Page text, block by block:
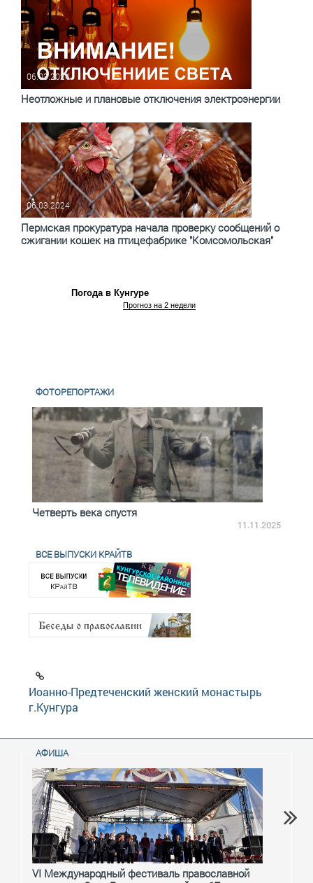
06.03.2024
Неотложные и плановые отключения электроэнергии
06.03.2024
Пермская прокуратура начала проверку сообщений о
сжигании кошек на птицефабрике "Комсомольская"
Погода в Кунгуре
Прогноз на 2 недели
ФОТОРЕПОРТАЖИ
Четверть века спустя
11.11.2025
ВСЕ ВЫПУСКИ КРАЙТВ
Иоанно-Предтеченский женский монастырь
г.Кунгура
АФИША
VI Международный фестиваль православной